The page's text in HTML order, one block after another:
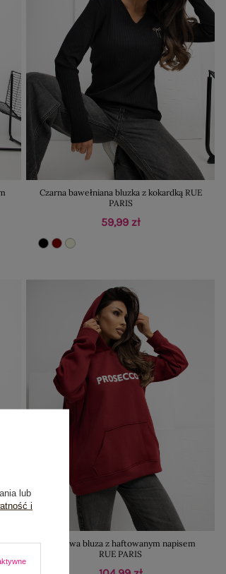
Czarna bawełniana bluzka z kokardką RUE
PARIS
59,99 zł
Bordowa bluza z haftowanym napisem
RUE PARIS
lub
i